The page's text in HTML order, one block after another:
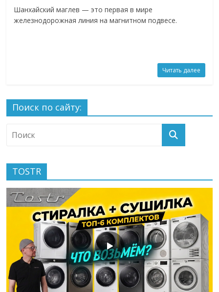
Шанхайский маглев — это первая в мире
железнодорожная линия на магнитном подвесе.
Читать далее
Поиск по сайту:
TOSTR